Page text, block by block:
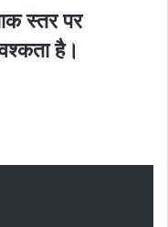
स्‍तर पर
है।